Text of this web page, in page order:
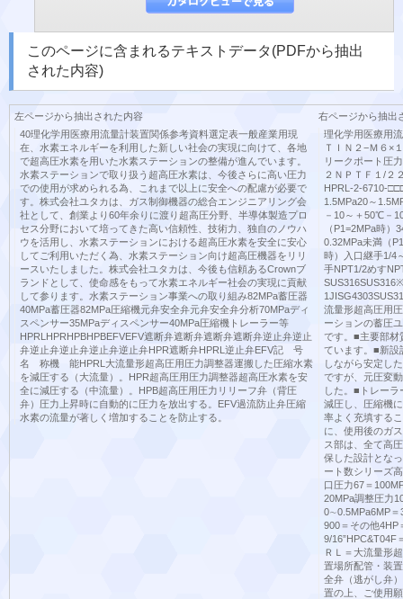
このページに含まれるテキストデータ(PDFから抽出
された内容)
左ページから抽出された内容
40理化学用医療用流量計装置関係参考資料選定表一般産業用現
在、水素エネルギーを利用した新しい社会の実現に向けて、各地
で超高圧水素を用いた水素ステーションの整備が進んでいます。
水素ステーションで取り扱う超高圧水素は、今後さらに高い圧力
での使用が求められる為、これまで以上に安全への配慮が必要で
す。株式会社ユタカは、ガス制御機器の総合エンジニアリング会
社として、創業より60年余りに渡り超高圧分野、半導体製造プロ
セス分野において培ってきた高い信頼性、技術力、独自のノウハ
ウを活用し、水素ステーションにおける超高圧水素を安全に安心
してご利用いただく為、水素ステーション向け超高圧機器をリリ
ースいたしました。株式会社ユタカは、今後も信頼あるCrownブ
ランドとして、使命感をもって水素エネルギー社会の実現に貢献
して参ります。水素ステーション事業への取り組み82MPa蓄圧器
40MPa蓄圧器82MPa圧縮機元弁安全弁元弁安全弁分析70MPaディ
スペンサー35MPaディスペンサー40MPa圧縮機トレーラー等
HPRLHPRHPBHPBEFVEFV遮断弁遮断弁遮断弁遮断弁逆止弁逆止
弁逆止弁逆止弁逆止弁逆止弁HPR遮断弁HPRL逆止弁EFV記 号
名 称機 能HPRL大流量形超高圧用圧力調整器運搬した圧縮水素
を減圧する（大流量）。HPR超高圧用圧力調整器超高圧水素を安
全に減圧する（中流量）。HPB超高圧用圧力リリーフ弁（背圧
弁）圧力上昇時に自動的に圧力を放出する。EFV過流防止弁圧縮
水素の流量が著しく増加することを防止する。
右ページから抽出
理化学用医療用
ＴＩＮ２−Ｍ６×
リークポート圧
２ＮＰＴＦ１/２
HPRL-2-6710-
1.5MPa20～
－10～＋50℃－
（P1=2MPa時
0.32MPa未満（
時）入口継手1/4
手NPT1/2めす
流量形超高圧用
ーションの蓄圧
です。■主要部材
ています。■新設
しながら安定し
ですが、元圧変
した。■トレー
減圧し、圧縮機
率よく充填する
に、使用後のガ
ス部は、全て高
保した設計とな
ート数シリーズ
口圧力67＝
20MPa調整圧力
0∼0.5MPa6MP＝
900＝その他4HP
9/16”HPC&T04F
ＲＬ＝大流量形
置場所配管・装
全弁（逃がし弁
置の上、ご使用